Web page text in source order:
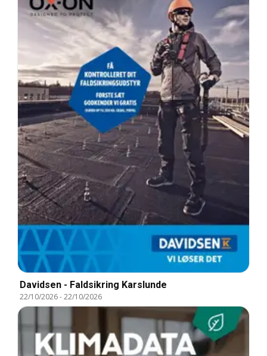
Davidsen - Faldsikring Karslunde
22/10/2026-22/10/2026